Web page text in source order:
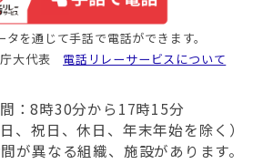
タを通じて手話で電話ができます。
大代表 電話リレーサービスについて
：8時30分から17時15分
、祝日、休日、年末年始を除く）
が異なる組織、施設があります。